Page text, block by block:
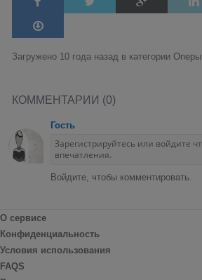
Загружено 10 года назад в категории Оперы
КОММЕНТАРИИ (0)
Гость
Войдите, чтобы комментировать.
О сервисе
Конфиденциальность
Условия использования
FAQS